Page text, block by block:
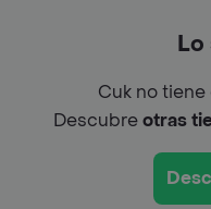
Lo
Cuk no
Descubreotras